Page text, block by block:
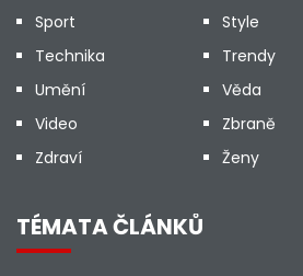
Sport
Style
Technika
Trendy
Umění
Věda
Video
Zbraně
Zdraví
Ženy
TÉMATA ČLÁNKŮ